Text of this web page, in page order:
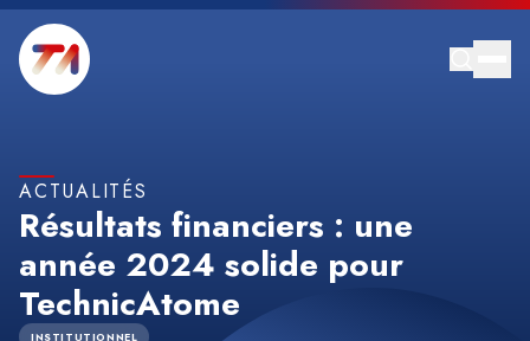
ACTUALITÉS
Résultats financiers : une
année 2024 solide pour
TechnicAtome
INSTITUTIONNEL